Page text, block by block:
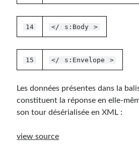
14 </ s:Body >
15 </ s:Envelope >
Les données présentes dans la
constituent la réponse en elle-
son tour désérialisée en XML :
view source